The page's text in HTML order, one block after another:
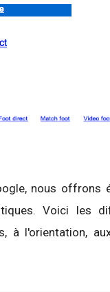
nous offrons
Voici les
à l'orientation,